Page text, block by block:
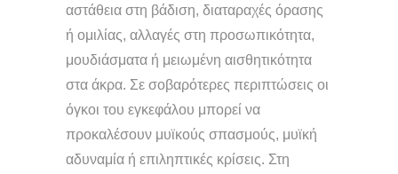
αστάθεια στη βάδιση, διαταραχές όρασης
ή ομιλίας, αλλαγές στη προσωπικότητα,
μουδιάσματα ή μειωμένη αισθητικότητα
στα άκρα. Σε σοβαρότερες περιπτώσεις οι
όγκοι του εγκεφάλου μπορεί να
προκαλέσουν μυϊκούς σπασμούς, μυϊκή
αδυναμία ή επιληπτικές κρίσεις. Στη